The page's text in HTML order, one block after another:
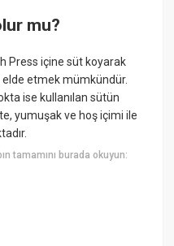
mu?
Press içine süt koyarak
etmek mümkündür.
ise kullanılan sütün
yumuşak ve hoş içimi ile
tamamını burada okuyun: